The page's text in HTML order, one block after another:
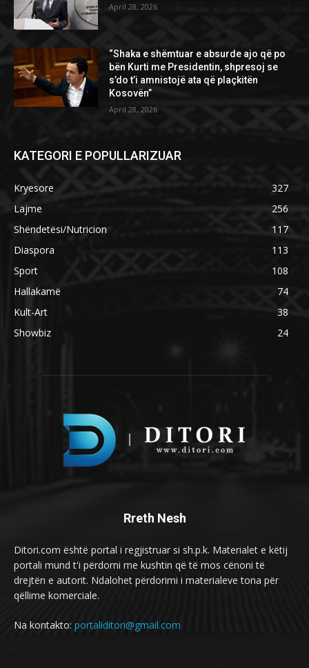
April 28, 2026
“Shaka e shëmtuar e absurde ajo që po
bën Kurti me Presidentin, shpresoj se
s’do t’i amnistojë ata që plaçkitën
Kosovën”
April 28, 2026
KATEGORI E POPULLARIZUAR
Kryesore
327
Lajme
256
Shëndetësi/Nutricion
117
Diaspora
113
Sport
108
Hallakamë
74
Kult-Art
38
Showbiz
24
Rreth Nesh
Ditori.com është portal i regjistruar si sh.p.k. Materialet e këtij
portali mund t'i përdorni me kushtin që të mos cënoni të
drejtën e autorit. Ndalohet përdorimi i materialeve tona për
qëllime komerciale.
Na kontakto: portaliditori@gmail.com